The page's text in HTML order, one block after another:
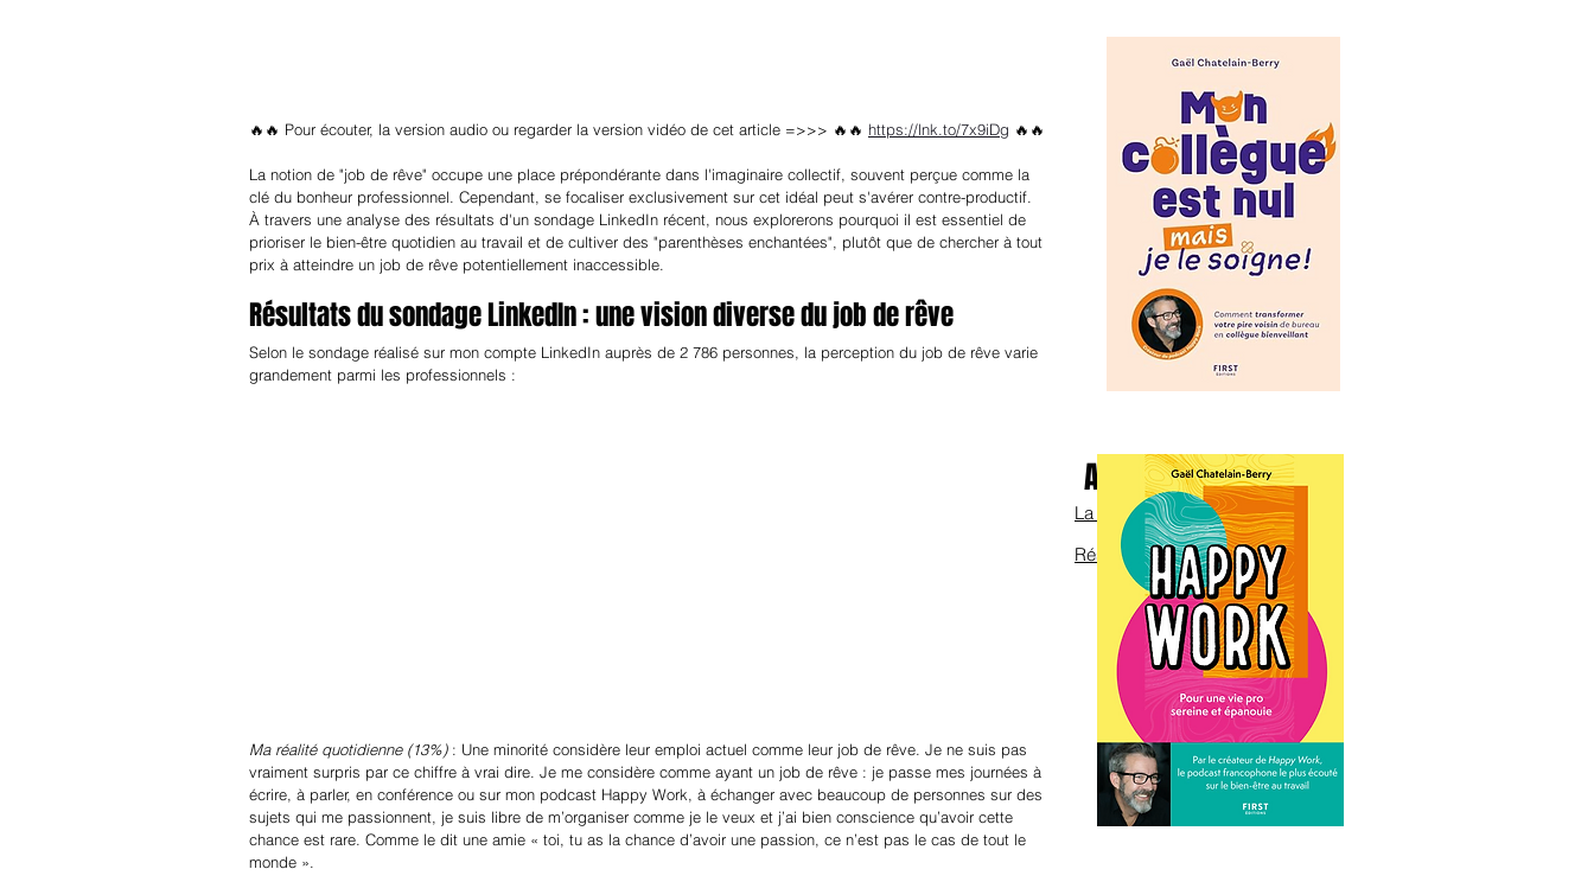
🔥🔥 Pour écouter, la version audio ou regarder la version vidéo de cet article =>>> 🔥🔥 https://lnk.to/7x9iDg 🔥🔥
La notion de "job de rêve" occupe une place prépondérante dans l'imaginaire collectif, souvent perçue comme la
clé du bonheur professionnel. Cependant, se focaliser exclusivement sur cet idéal peut s'avérer contre-productif.
À travers une analyse des résultats d'un sondage LinkedIn récent, nous explorerons pourquoi il est essentiel de
prioriser le bien-être quotidien au travail et de cultiver des "parenthèses enchantées", plutôt que de chercher à tout
prix à atteindre un job de rêve potentiellement inaccessible.
Résultats du sondage LinkedIn : une vision diverse du job de rêve
Selon le sondage réalisé sur mon compte LinkedIn auprès de 2 786 personnes, la perception du job de rêve varie
grandement parmi les professionnels :
Ma réalité quotidienne (13%) : Une minorité considère leur emploi actuel comme leur job de rêve. Je ne suis pas
vraiment surpris par ce chiffre à vrai dire. Je me considère comme ayant un job de rêve : je passe mes journées à
écrire, à parler, en conférence ou sur mon podcast Happy Work, à échanger avec beaucoup de personnes sur des
sujets qui me passionnent, je suis libre de m’organiser comme je le veux et j’ai bien conscience qu’avoir cette
chance est rare. Comme le dit une amie « toi, tu as la chance d’avoir une passion, ce n’est pas le cas de tout le
monde ».
La bande annonce
Avec Bob sur scène
Réservez les billets